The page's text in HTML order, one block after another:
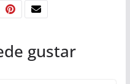
gustar